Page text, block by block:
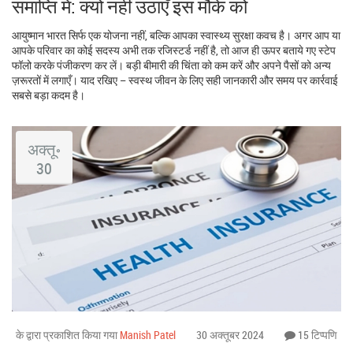
समाप्ति में: क्यों नहीं उठाएँ इस मौके को
आयुष्मान भारत सिर्फ एक योजना नहीं, बल्कि आपका स्वास्थ्य सुरक्षा कवच है। अगर आप या
आपके परिवार का कोई सदस्य अभी तक रजिस्टर्ड नहीं है, तो आज ही ऊपर बताये गए स्टेप
फॉलो करके पंजीकरण कर लें। बड़ी बीमारी की चिंता को कम करें और अपने पैसों को अन्य
ज़रूरतों में लगाएँ। याद रखिए – स्वस्थ जीवन के लिए सही जानकारी और समय पर कार्रवाई
सबसे बड़ा कदम है।
अक्तू॰
30
के द्वारा प्रकाशित किया गया Manish Patel 30 अक्तूबर 2024 15 टिप्पणि